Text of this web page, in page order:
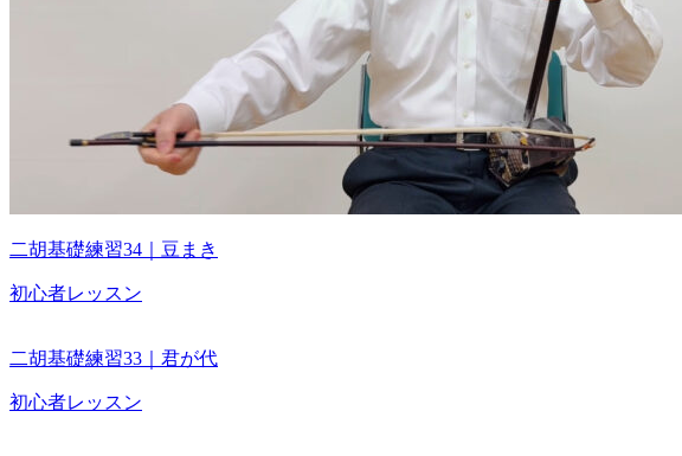
二胡基礎練習34｜豆まき
初心者レッスン
二胡基礎練習33｜君が代
初心者レッスン